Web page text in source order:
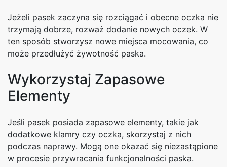
Jeżeli pasek zaczyna się rozciągać i obecne oczka nie
trzymają dobrze, rozważ dodanie nowych oczek. W
ten sposób stworzysz nowe miejsca mocowania, co
może przedłużyć żywotność paska.
Wykorzystaj Zapasowe
Elementy
Jeśli pasek posiada zapasowe elementy, takie jak
dodatkowe klamry czy oczka, skorzystaj z nich
podczas naprawy. Mogą one okazać się niezastąpione
w procesie przywracania funkcjonalności paska.